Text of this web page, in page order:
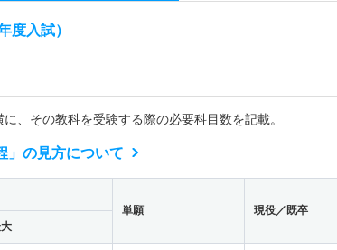
度入試）
、その教科を受験する際の必要科目数を記載。
」の見方について
単願
現役／既卒